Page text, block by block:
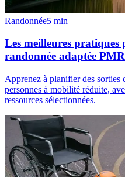
Randonnée5 min
Les meilleures pratiques
randonnée adaptée PMR
Apprenez à planifier des sorties
personnes à mobilité réduite,
ressources sélectionnées.